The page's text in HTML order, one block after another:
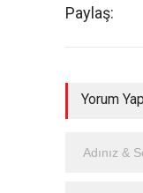
Paylaş:
Yorum